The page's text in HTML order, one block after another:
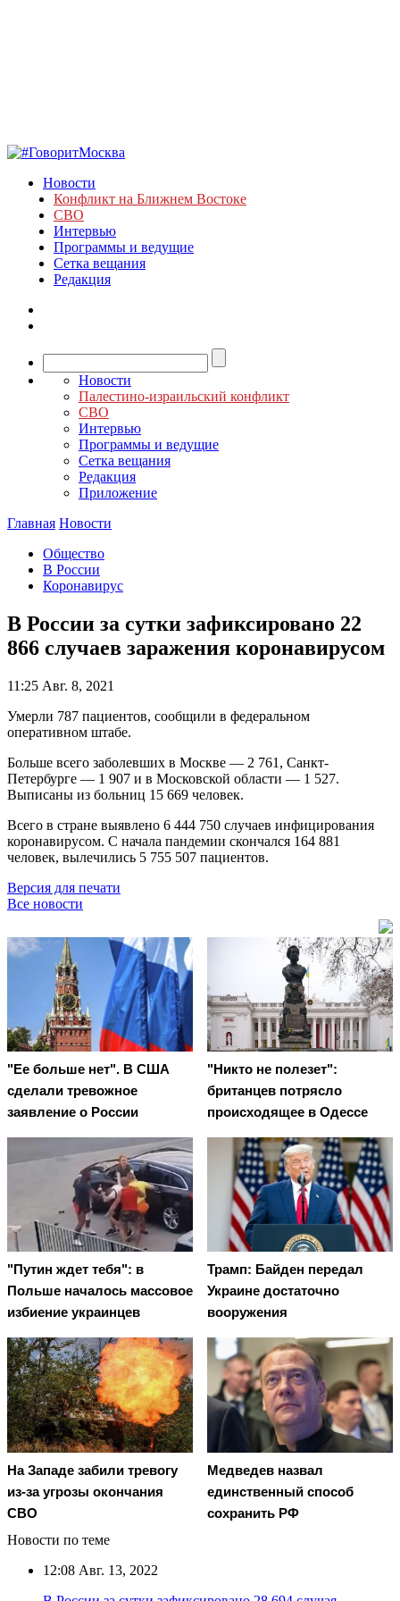
Новости
Конфликт на Ближнем Востоке
СВО
Интервью
Программы и ведущие
Сетка вещания
Редакция
Новости
Палестино-израильский конфликт
СВО
Интервью
Программы и ведущие
Сетка вещания
Редакция
Приложение
Главная Новости
Общество
В России
Коронавирус
В России за сутки зафиксировано 22
866 случаев заражения коронавирусом
11:25 Авг. 8, 2021
Умерли 787 пациентов, сообщили в федеральном
оперативном штабе.
Больше всего заболевших в Москве — 2 761, Санкт-
Петербурге — 1 907 и в Московской области — 1 527.
Выписаны из больниц 15 669 человек.
Всего в стране выявлено 6 444 750 случаев инфицирования
коронавирусом. С начала пандемии скончался 164 881
человек, вылечились 5 755 507 пациентов.
Версия для печати
Все новости
"Ее больше нет". В США
сделали тревожное
заявление о России
"Никто не полезет":
британцев потрясло
происходящее в Одессе
"Путин ждет тебя": в
Польше началось массовое
избиение украинцев
Трамп: Байден передал
Украине достаточно
вооружения
На Западе забили тревогу
из-за угрозы окончания
СВО
Медведев назвал
единственный способ
сохранить РФ
Новости по теме
12:08 Авг. 13, 2022